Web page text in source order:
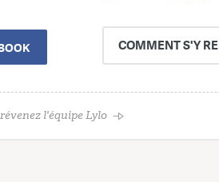
COMMENTS'Y
l'équipe Lylo